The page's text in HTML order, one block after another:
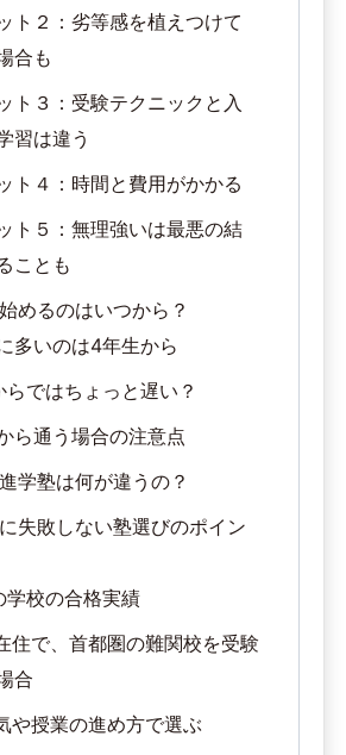
ト２：劣等感を植えつけて
合も
ト３：受験テクニックと入
習は違う
ト４：時間と費用がかかる
ト５：無理強いは最悪の結
ことも
めるのはいつから？
多いのは4年生から
らではちょっと遅い？
ら通う場合の注意点
学塾は何が違うの？
失敗しない塾選びのポイン
学校の合格実績
住で、首都圏の難関校を受験
合
や授業の進め方で選ぶ